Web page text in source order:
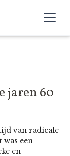
jaren 60
van radicale
was een
en